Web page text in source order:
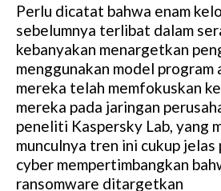
Perlu dicatat bahwa enam
sebelumnya terlibat dalam
kebanyakan menargetkan
menggunakan model program
mereka telah memfokuskan
mereka pada jaringan
peneliti Kaspersky Lab, yang
munculnya tren ini cukup jelas
cyber mempertimbangkan
ransomware ditargetkan